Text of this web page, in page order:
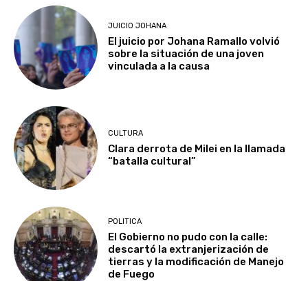
JUICIO JOHANA
El juicio por Johana Ramallo volvió
sobre la situación de una joven
vinculada a la causa
CULTURA
Clara derrota de Milei en la llamada
“batalla cultural”
POLITICA
El Gobierno no pudo con la calle:
descartó la extranjerización de
tierras y la modificación de Manejo
de Fuego